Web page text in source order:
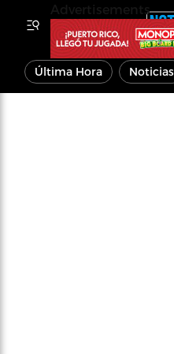
Última Hora Noticias
Advertisements